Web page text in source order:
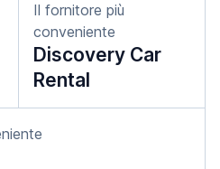
Il fornitore più
conveniente
Discovery Car
Rental